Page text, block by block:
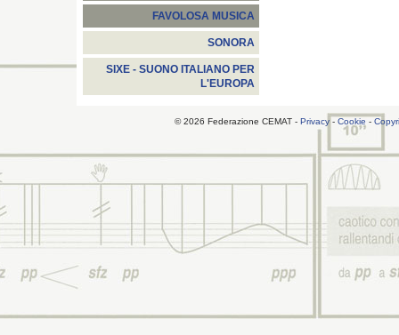
FAVOLOSA MUSICA
SONORA
SIXE - SUONO ITALIANO PER
L'EUROPA
© 2026 Federazione CEMAT - Privacy- Cookie -